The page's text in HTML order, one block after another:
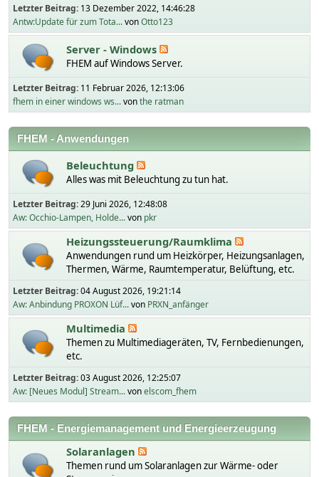
Letzter Beitrag: 13 Dezember 2022, 14:46:28
Antw:Update für zum Tota...vonOtto123
Server - Windows
FHEM auf Windows Server.
Letzter Beitrag: 11 Februar 2026, 12:13:06
fhem in einer windows ws...vonthe ratman
FHEM - Anwendungen
Beleuchtung
Alles was mit Beleuchtung zu tun hat.
Letzter Beitrag:29 Juni 2026, 12:48:08
Aw: Occhio-Lampen, Holde...von pkr
Heizungssteuerung/Raumklima
Anwendungen rund um Heizkörper, Heizungsanlagen,
Thermen, Wärme, Raumtemperatur, Belüftung, etc.
Letzter Beitrag:04 August 2026, 19:21:14
Aw: Anbindung PROXON Lüf...von PRXN_anfänger
Multimedia
Themen zu Multimediageräten, TV, Fernbedienungen,
etc.
Letzter Beitrag:03 August 2026, 12:25:07
Aw: [Neues Modul] Stream...vonelscom_fhem
FHEM - Energiemanagement und Energieerzeugung
Solaranlagen
Themen rund um Solaranlagen zur Wärme- oder